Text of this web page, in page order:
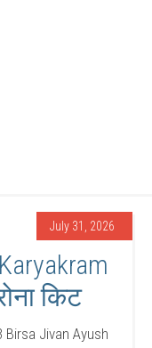
July 31, 2026
किट
Birsa Jivan Ayush